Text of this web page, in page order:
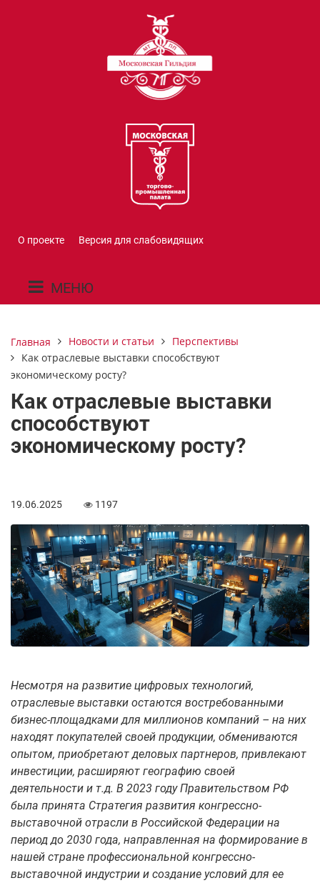
О проекте Версия для слабовидящих
МЕНЮ
Главная Новости и статьи
Перспективы
Как отраслевые выставки способствуют
экономическому росту?
Как отраслевые выставки
способствуют
экономическому росту?
19.06.2025 1197
Несмотря на развитие цифровых технологий,
отраслевые выставки остаются востребованными
бизнес-площадками для миллионов компаний – на них
находят покупателей своей продукции, обмениваются
опытом, приобретают деловых партнеров, привлекают
инвестиции, расширяют географию своей
деятельности и т.д. В 2023 году Правительством РФ
была принята Стратегия развития конгрессно-
выставочной отрасли в Российской Федерации на
период до 2030 года, направленная на формирование в
нашей стране профессиональной конгрессно-
выставочной индустрии и создание условий для ее